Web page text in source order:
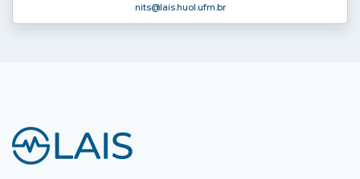
nits@lais.huol.ufrn.br